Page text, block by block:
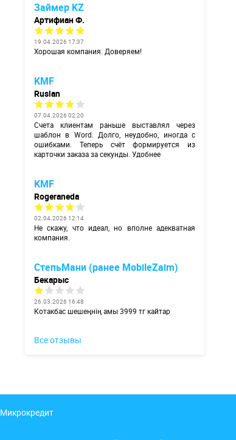
Займер KZ
Артифиан Ф.
19.04.2026 17:37
Хорошая компания. Доверяем!
KMF
Ruslan
07.04.2026 02:20
Счета клиентам раньше выставлял через
шаблон в Word. Долго, неудобно, иногда с
ошибками. Теперь счёт формируется из
карточки заказа за секунды. Удобнее
KMF
Rogeraneda
02.04.2026 12:14
Не скажу, что идеал, но вполне адекватная
компания.
СтепьМани (ранее MobileZaim)
Бекарыс
26.03.2026 16:48
Котакбас шешеңнің амы 3999 тг кайтар
Все отзывы
Микрокредит